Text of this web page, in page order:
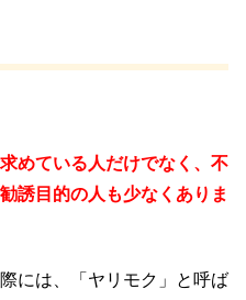
めている人だけでなく、不
誘目的の人も少なくありま
には、「ヤリモク」と呼ば